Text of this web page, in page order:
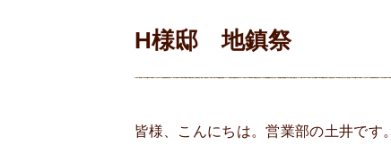
H様邸 地鎮祭
皆様、こんにちは。営業部の土井です。